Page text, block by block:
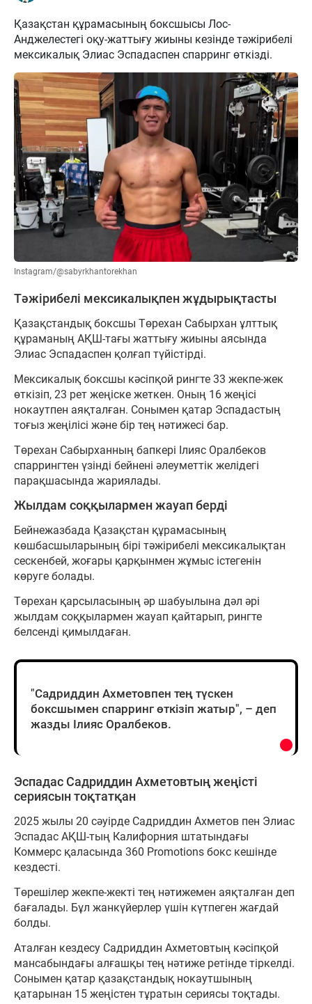
Қазақстан құрамасының боксшысы Лос-
Анджелестегі оқу-жаттығу жиыны кезінде тәжірибелі
мексикалық Элиас Эспадаспен спарринг өткізді.
Instagram/@sabyrkhantorekhan
Тәжірибелі мексикалықпен жұдырықтасты
Қазақстандық боксшы Төрехан Сабырхан ұлттық
құраманың АҚШ-тағы жаттығу жиыны аясында
Элиас Эспадаспен қолғап түйістірді.
Мексикалық боксшы кәсіпқой рингте 33 жекпе-жек
өткізіп, 23 рет жеңіске жеткен. Оның 16 жеңісі
нокаутпен аяқталған. Сонымен қатар Эспадастың
тоғыз жеңілісі және бір тең нәтижесі бар.
Төрехан Сабырханның бапкері Ілияс Оралбеков
спаррингтен үзінді бейнені әлеуметтік желідегі
парақшасында жариялады.
Жылдам соққылармен жауап берді
Бейнежазбада Қазақстан құрамасының
көшбасшыларының бірі тәжірибелі мексикалықтан
сескенбей, жоғары қарқынмен жұмыс істегенін
көруге болады.
Төрехан қарсыласының әр шабуылына дәл әрі
жылдам соққылармен жауап қайтарып, рингте
белсенді қимылдаған.
"Садриддин Ахметовпен тең түскен
боксшымен спарринг өткізіп жатыр", – деп
жазды Ілияс Оралбеков.
Эспадас Садриддин Ахметовтың жеңісті
сериясын тоқтатқан
2025 жылы 20 сәуірде Садриддин Ахметов пен Элиас
Эспадас АҚШ-тың Калифорния штатындағы
Коммерс қаласында 360 Promotions бокс кешінде
кездесті.
Төрешілер жекпе-жекті тең нәтижемен аяқталған деп
бағалады. Бұл жанкүйерлер үшін күтпеген жағдай
болды.
Аталған кездесу Садриддин Ахметовтың кәсіпқой
мансабындағы алғашқы тең нәтиже ретінде тіркелді.
Сонымен қатар қазақстандық нокаутшының
қатарынан 15 жеңістен тұратын сериясы тоқтады.